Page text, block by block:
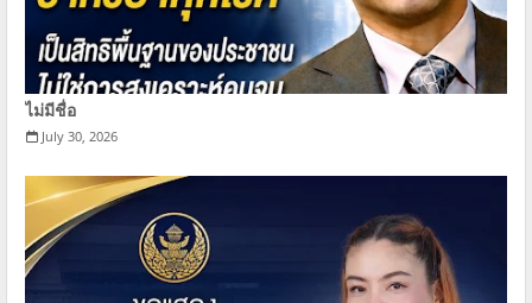
ไม่มีชื่อ
July 30, 2026